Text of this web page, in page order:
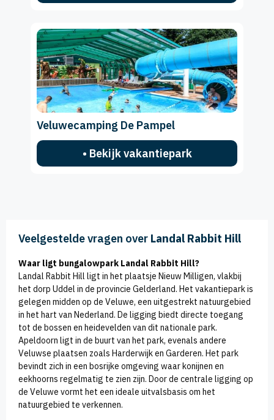
Veluwecamping De Pampel
• Bekijk vakantiepark
Veelgestelde vragen over Landal Rabbit Hill
Waar ligt bungalowpark Landal Rabbit Hill?
Landal Rabbit Hill ligt in het plaatsje Nieuw Milligen, vlakbij
het dorp Uddel in de provincie Gelderland. Het vakantiepark is
gelegen midden op de Veluwe, een uitgestrekt natuurgebied
in het hart van Nederland. De ligging biedt directe toegang
tot de bossen en heidevelden van dit nationale park.
Apeldoorn ligt in de buurt van het park, evenals andere
Veluwse plaatsen zoals Harderwijk en Garderen. Het park
bevindt zich in een bosrijke omgeving waar konijnen en
eekhoorns regelmatig te zien zijn. Door de centrale ligging op
de Veluwe vormt het een ideale uitvalsbasis om het
natuurgebied te verkennen.